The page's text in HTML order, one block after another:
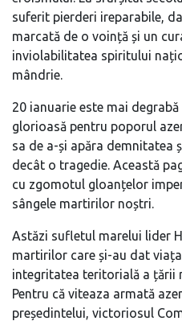
suferit pierderi ireparabile,
marcată de o voință și un
inviolabilitatea spiritului
mândrie.
20 ianuarie este mai
glorioasă pentru poporul
sa de a-și apăra demnitatea
decât o tragedie. Această
cu zgomotul gloanțelor
sângele martirilor noștri.
Astăzi sufletul marelui lider
martirilor care și-au dat
integritatea teritorială a țării
Pentru că viteaza armată
președintelui, victoriosul